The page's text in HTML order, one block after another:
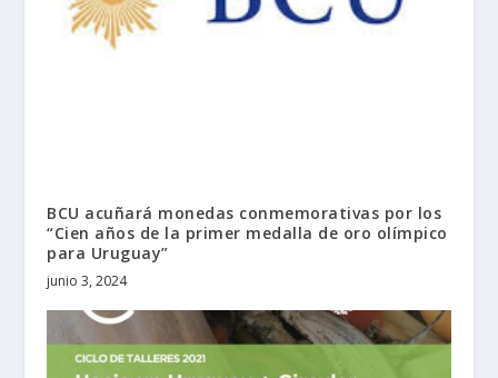
BCU acuñará monedas conmemorativas por los
“Cien años de la primer medalla de oro olímpico
para Uruguay”
junio 3, 2024